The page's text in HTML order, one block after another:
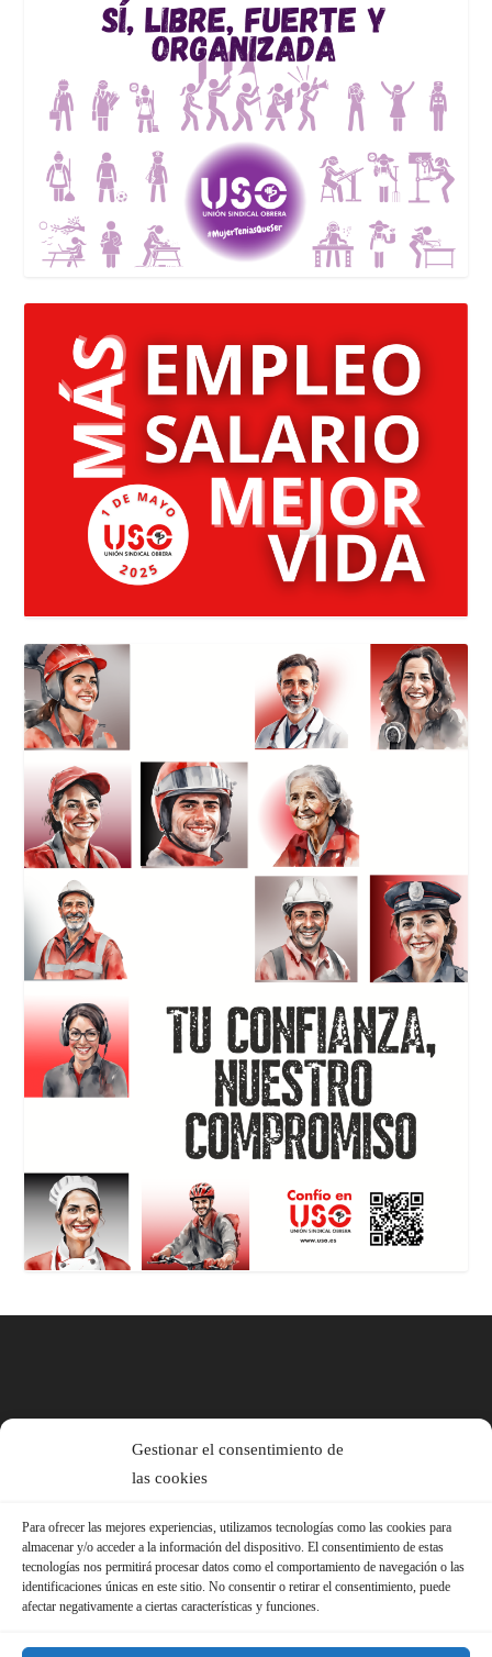
Gestionar el consentimiento de
las cookies
Para ofrecer las mejores experiencias, utilizamos tecnologías como las cookies para
almacenar y/o acceder a la información del dispositivo. El consentimiento de estas
tecnologías nos permitirá procesar datos como el comportamiento de navegación o las
identificaciones únicas en este sitio. No consentir o retirar el consentimiento, puede
afectar negativamente a ciertas características y funciones.